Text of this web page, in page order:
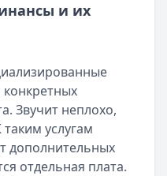
и их
Звучит неплохо,
услугам
дополнительных
отдельная плата.